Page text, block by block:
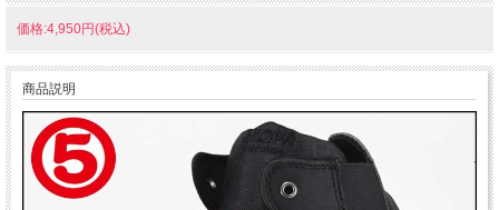
価格:4,950円(税込)
商品説明